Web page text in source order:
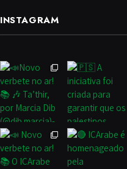
INSTAGRAM